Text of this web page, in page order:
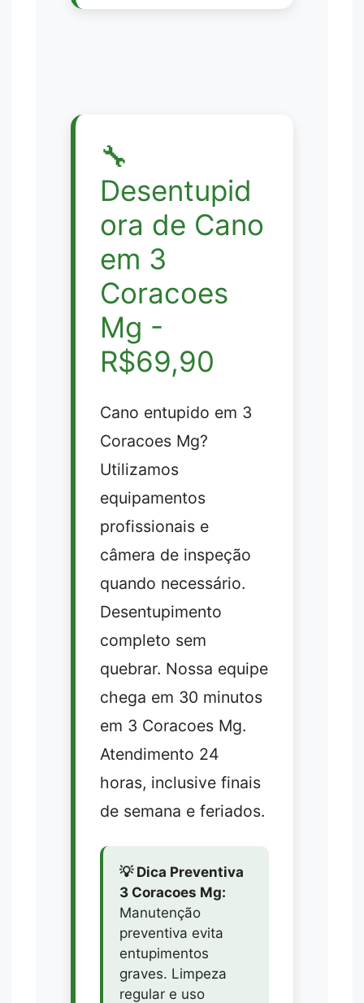
🔧
Desentupid
ora de Cano
em 3
Coracoes
Mg -
R$69,90
Cano entupido em 3
Coracoes Mg?
Utilizamos
equipamentos
profissionais e
câmera de inspeção
quando necessário.
Desentupimento
completo sem
quebrar. Nossa equipe
chega em 30 minutos
em 3 Coracoes Mg.
Atendimento 24
horas, inclusive finais
de semana e feriados.
💡 Dica Preventiva
3 Coracoes Mg:
Manutenção
preventiva evita
entupimentos
graves. Limpeza
regular e uso